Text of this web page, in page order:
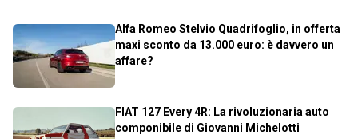
Alfa Romeo Stelvio Quadrifoglio, in offerta
maxi sconto da 13.000 euro: è davvero un
affare?
FIAT 127 Every 4R: La rivoluzionaria auto
componibile di Giovanni Michelotti